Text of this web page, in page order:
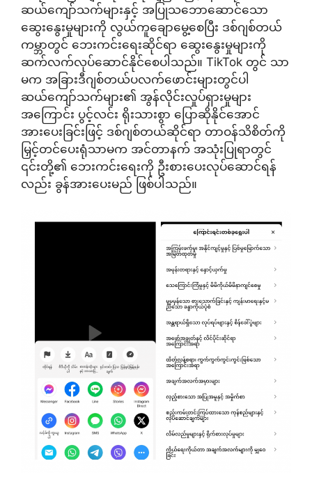
ဆယ်ကျော်သက်များနှင့် အပြုသဘောဆောင်သော
ဆွေးနွေးမှုများကို လွယ်ကူချောမွေ့စေပြီး ဒစ်ဂျစ်တယ်
ကမ္ဘာတွင် ဘေးကင်းရေးဆိုင်ရာ ဆွေးနွေးမှုများကို
ဆက်လက်လုပ်ဆောင်နိုင်စေပါသည်။ TikTok တွင် သာ
မက အခြားဒီဂျစ်တယ်ပလက်ဖောင်းများတွင်ပါ
ဆယ်ကျော်သက်များ၏ အွန်လိုင်းလှုပ်ရှားမှုများ
အကြောင်း ပွင့်လင်း ရိုးသားစွာ ပြောဆိုနိုင်အောင်
အားပေးခြင်းဖြင့် ဒစ်ဂျစ်တယ်ဆိုင်ရာ တာဝန်သိစိတ်ကို
မြှင့်တင်ပေးရုံသာမက အင်တာနက် အသုံးပြုရာတွင်
၎င်းတို့၏ ဘေးကင်းရေးကို ဦးစားပေးလုပ်ဆောင်ရန်
လည်း ခွန်အားပေးမည် ဖြစ်ပါသည်။